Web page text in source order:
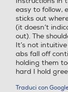
easy to follow,
sticks out
(it doesn’t
out). The
It’s not
abs fall off
holding them
hard I hold
Traduci con